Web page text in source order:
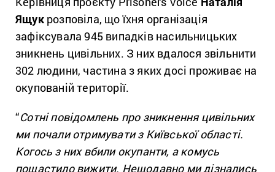
Ящук розповіла, що їхня організація
зафіксувала 945 випадків насильницьких
зникнень цивільних. З них вдалося звільнити
302 людини, частина з яких досі проживає на
окупованій території.
“Сотні повідомлень про зникнення цивільних
ми почали отримувати з Київської області.
Когось з них вбили окупанти, а комусь
пощастило вижити. Нещодавно ми дізнались